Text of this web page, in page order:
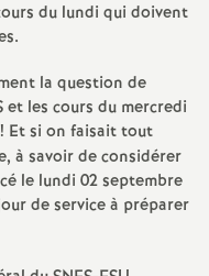
e
s
E
n
s
du lundi qui doivent
la question de
et les cours du mercredi
! Et si on faisait tout
à savoir de considérer
le lundi 02 septembre
de service à préparer